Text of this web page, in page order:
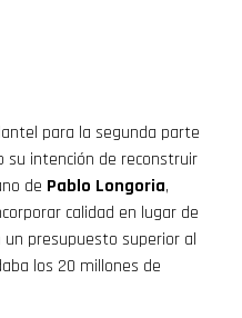
para la segunda parte
su intención de reconstruir
de Pablo Longoria,
calidad en lugar de
presupuesto superior al
los 20 millones de